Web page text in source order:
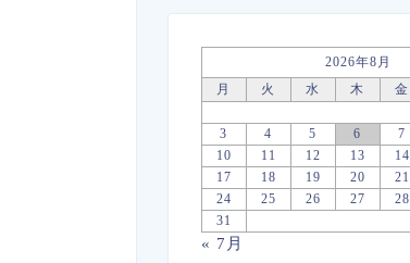
2026年8月
月
火 水 木 金
3
4 5 6 7
10
11 12 13 14
17
18 19 20 21
24
25 26 27 28
31
« 7月